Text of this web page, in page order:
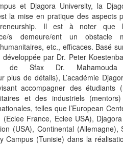
et Djagora University, la
la mise en pratique des aspects
Il est à noter que
s demeure/ent un
etc., efficaces. Basé
développée par Dr. Peter
de Sfax Dr. Mahamouda
plus de détails), L’académie
accompagner des étudiants
et des industriels
telles que l’European
France, Eclee USA),
(USA), Continental (Allemagne),
Campus (Tunisie) dans la